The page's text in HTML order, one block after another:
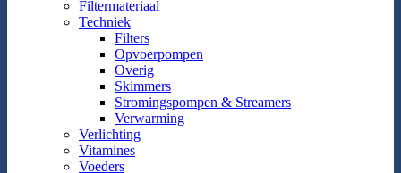
Filtermateriaal
Techniek
Filters
Opvoerpompen
Overig
Skimmers
Stromingspompen & Streamers
Verwarming
Verlichting
Vitamines
Voeders